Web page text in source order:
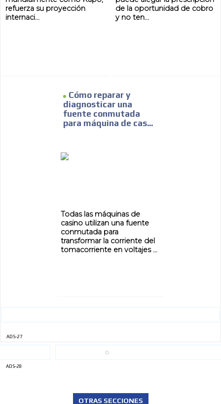
refuerza su proyección
internaci...
de la oportunidad de cobro
y no ten...
Cómo reparar y
diagnosticar una
fuente conmutada
para máquina de cas...
Todas las máquinas de
casino utilizan una fuente
conmutada para
transformar la corriente del
tomacorriente en voltajes ...
ADS-27
ADS-28
OTRAS SECCIONES
ADVERTISEMENT
ADVERTISEMENT